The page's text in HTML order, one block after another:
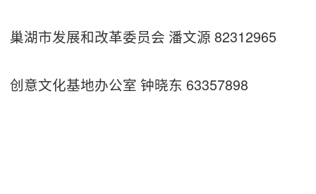
巢湖市发展和改革委员会 潘文源 82312965
创意文化基地办公室 钟晓东 63357898